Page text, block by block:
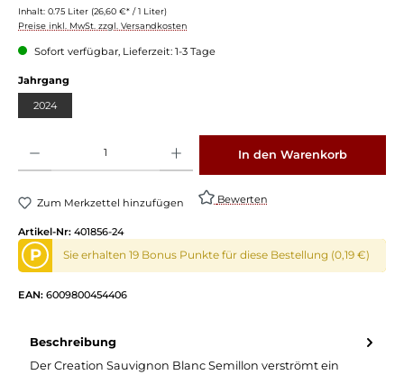
Inhalt: 0.75 Liter (26,60 €* / 1 Liter)
Preise inkl. MwSt. zzgl. Versandkosten
Sofort verfügbar, Lieferzeit: 1-3 Tage
Jahrgang
2024
In den Warenkorb
Zum Merkzettel hinzufügen Bewerten
Artikel-Nr: 401856-24
P Sie erhalten 19 Bonus Punkte für diese Bestellung (0,19 €)
EAN: 6009800454406
Beschreibung
Der Creation Sauvignon Blanc Semillon verströmt ein